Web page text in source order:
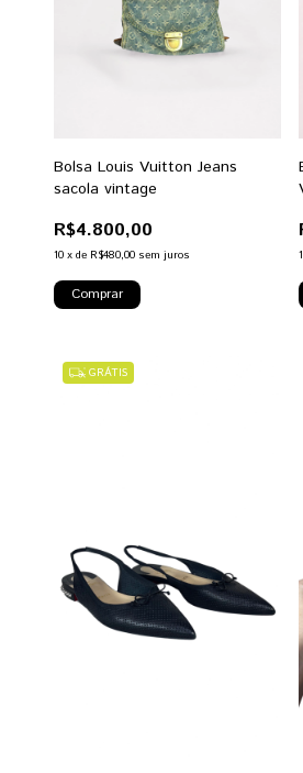
Bolsa Louis Vuitton Jeans
sacola vintage
R$4.800,00
10 xde R$480,00 sem juros
GRÁTIS